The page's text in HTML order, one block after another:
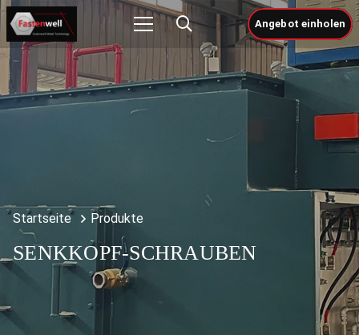
Angebot einholen
Startseite Produkte
SENKKOPF-SCHRAUBEN